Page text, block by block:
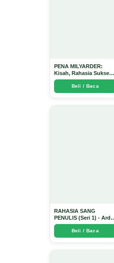
PENA MILYARDER:
Kisah, Rahasia Sukses,
dan Panduan Menjadi
Penulis 1 Milyar di KBM
App dari Nol - Arda
Dinata
Beli / Baca
RAHASIA SANG
PENULIS (Seri 1) - Arda
Dinata
Beli / Baca